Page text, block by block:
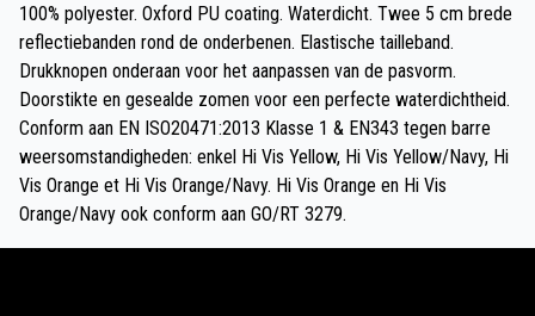
100% polyester. Oxford PU coating. Waterdicht. Twee 5 cm brede
reflectiebanden rond de onderbenen. Elastische tailleband.
Drukknopen onderaan voor het aanpassen van de pasvorm.
Doorstikte en gesealde zomen voor een perfecte waterdichtheid.
Conform aan EN ISO20471:2013 Klasse 1 & EN343 tegen barre
weersomstandigheden: enkel Hi Vis Yellow, Hi Vis Yellow/Navy, Hi
Vis Orange et Hi Vis Orange/Navy. Hi Vis Orange en Hi Vis
Orange/Navy ook conform aan GO/RT 3279.